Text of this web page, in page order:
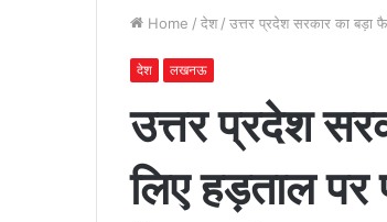
Home / देश / उत्तर प्रदेश सरकार का बड़ा
देश लखनऊ
उत्तर प्रदेश
लिए हड़ताल पर